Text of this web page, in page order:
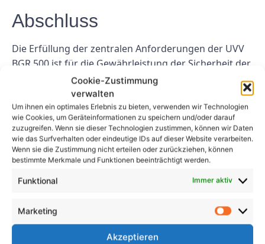
Cookie-Zustimmung
verwalten
Um ihnen ein optimales Erlebnis zu bieten, verwenden wir Technologien
wie Cookies, um Geräteinformationen zu speichern und/oder darauf
zuzugreifen. Wenn sie dieser Technologien zustimmen, können wir Daten
wie das Surfverhalten oder eindeutige IDs auf dieser Website verarbeiten.
Wenn sie die Zustimmung nicht erteilen oder zurückziehen, können
bestimmte Merkmale und Funktionen beeinträchtigt werden.
Funktional Immer aktiv
Marketing
Akzeptieren
Abschluss
Die Erfüllung der zentralen Anforderungen der UVV
BGR 500 ist für die Gewährleistung der Sicherheit der
Arbeitnehmer in Deutschland von wesentlicher
Bedeutung. Durch die Durchführung regelmäßiger
Gefährdungsbeurteilungen, Schulungen und
Unterweisungen, die Wartung von Maschinen und
die Bereitstellung persönlicher Schutzausrüstung
können Sie ein sicheres und gesundes Arbeitsumfeld
für Ihre Mitarbeiter schaffen.
1. Was ist UVV BGR 500?